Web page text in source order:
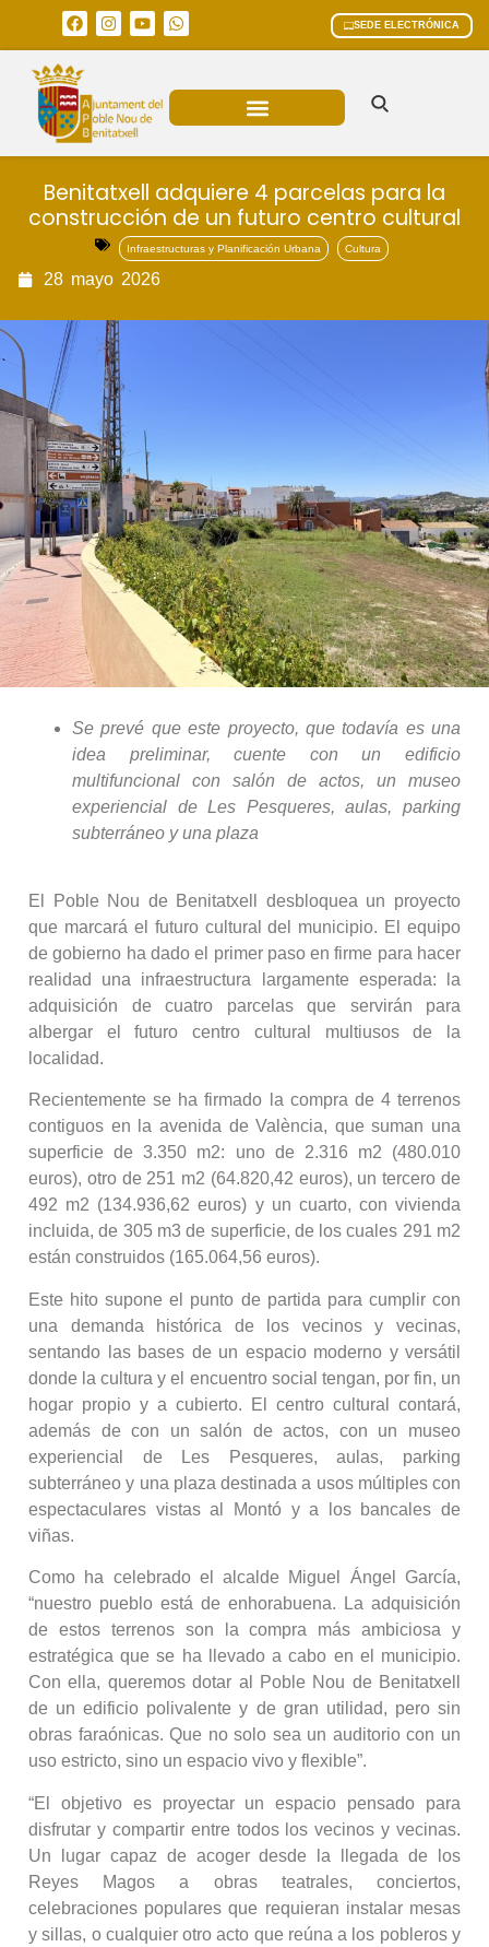
SEDE ELECTRÓNICA
Benitatxell adquiere 4 parcelas para la
construcción de un futuro centro cultural
Infraestructuras y Planificación Urbana Cultura
28 mayo 2026
Se prevé que este proyecto, que todavía es una
idea preliminar, cuente con un edificio
multifuncional con salón de actos, un museo
experiencial de Les Pesqueres, aulas, parking
subterráneo y una plaza
El Poble Nou de Benitatxell desbloquea un proyecto
que marcará el futuro cultural del municipio. El equipo
de gobierno ha dado el primer paso en firme para hacer
realidad una infraestructura largamente esperada: la
adquisición de cuatro parcelas que servirán para
albergar el futuro centro cultural multiusos de la
localidad.
Recientemente se ha firmado la compra de 4 terrenos
contiguos en la avenida de València, que suman una
superficie de 3.350 m2: uno de 2.316 m2 (480.010
euros), otro de 251 m2 (64.820,42 euros), un tercero de
492 m2 (134.936,62 euros) y un cuarto, con vivienda
incluida, de 305 m3 de superficie, de los cuales 291 m2
están construidos (165.064,56 euros).
Este hito supone el punto de partida para cumplir con
una demanda histórica de los vecinos y vecinas,
sentando las bases de un espacio moderno y versátil
donde la cultura y el encuentro social tengan, por fin, un
hogar propio y a cubierto. El centro cultural contará,
además de con un salón de actos, con un museo
experiencial de Les Pesqueres, aulas, parking
subterráneo y una plaza destinada a usos múltiples con
espectaculares vistas al Montó y a los bancales de
viñas.
Como ha celebrado el alcalde Miguel Ángel García,
“nuestro pueblo está de enhorabuena. La adquisición
de estos terrenos son la compra más ambiciosa y
estratégica que se ha llevado a cabo en el municipio.
Con ella, queremos dotar al Poble Nou de Benitatxell
de un edificio polivalente y de gran utilidad, pero sin
obras faraónicas. Que no solo sea un auditorio con un
uso estricto, sino un espacio vivo y flexible”.
“El objetivo es proyectar un espacio pensado para
disfrutar y compartir entre todos los vecinos y vecinas.
Un lugar capaz de acoger desde la llegada de los
Reyes Magos a obras teatrales, conciertos,
celebraciones populares que requieran instalar mesas
y sillas, o cualquier otro acto que reúna a los pobleros y